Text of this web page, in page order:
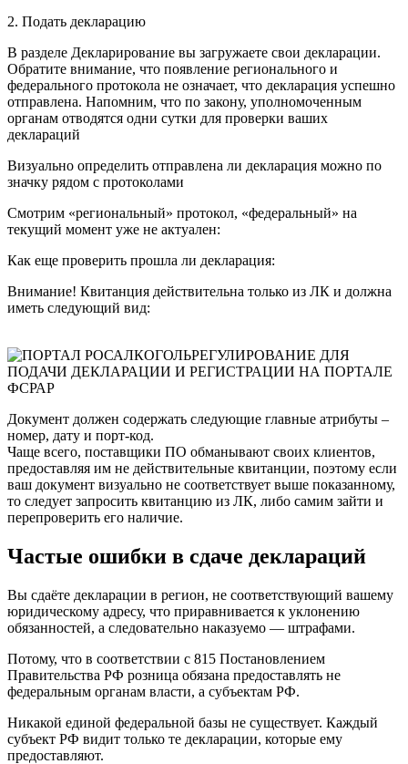
2. Подать декларацию
В разделе Декларирование вы загружаете свои декларации.
Обратите внимание, что появление регионального и
федерального протокола не означает, что декларация успешно
отправлена. Напомним, что по закону, уполномоченным
органам отводятся одни сутки для проверки ваших
деклараций
Визуально определить отправлена ли декларация можно по
значку рядом с протоколами
Смотрим «региональный» протокол, «федеральный» на
текущий момент уже не актуален:
Как еще проверить прошла ли декларация:
Внимание! Квитанция действительна только из ЛК и должна
иметь следующий вид:
Документ должен содержать следующие главные атрибуты –
номер, дату и порт-код.
Чаще всего, поставщики ПО обманывают своих клиентов,
предоставляя им не действительные квитанции, поэтому если
ваш документ визуально не соответствует выше показанному,
то следует запросить квитанцию из ЛК, либо самим зайти и
перепроверить его наличие.
Частые ошибки в сдаче деклараций
Вы сдаёте декларации в регион, не соответствующий вашему
юридическому адресу, что приравнивается к уклонению
обязанностей, а следовательно наказуемо — штрафами.
Потому, что в соответствии с 815 Постановлением
Правительства РФ розница обязана предоставлять не
федеральным органам власти, а субъектам РФ.
Никакой единой федеральной базы не существует. Каждый
субъект РФ видит только те декларации, которые ему
предоставляют.